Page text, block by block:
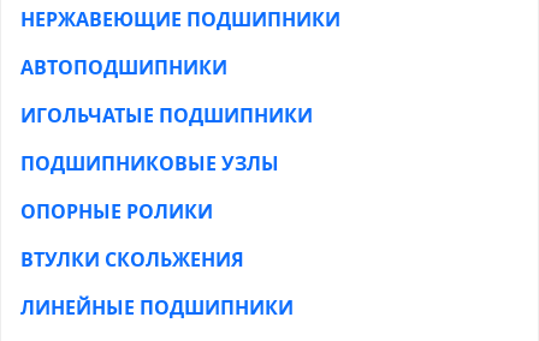
НЕРЖАВЕЮЩИЕ ПОДШИПНИКИ
АВТОПОДШИПНИКИ
ИГОЛЬЧАТЫЕ ПОДШИПНИКИ
ПОДШИПНИКОВЫЕ УЗЛЫ
ОПОРНЫЕ РОЛИКИ
ВТУЛКИ СКОЛЬЖЕНИЯ
ЛИНЕЙНЫЕ ПОДШИПНИКИ